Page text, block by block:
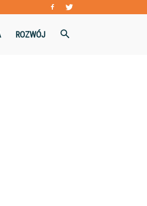
ROZWÓJ